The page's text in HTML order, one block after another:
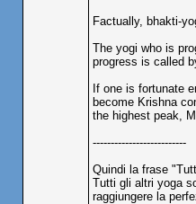
Factually, bhakti-
The yogi who is
progress is called
If one is fortunate
become Krishna
the highest peak,
--------------------------
Quindi la frase
Tutti gli altri yoga
raggiungere la